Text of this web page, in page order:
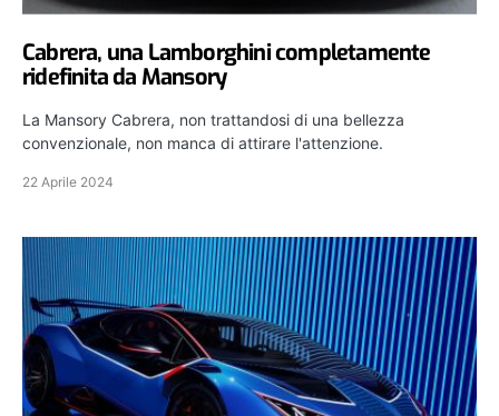
Cabrera, una Lamborghini completamente
ridefinita da Mansory
La Mansory Cabrera, non trattandosi di una bellezza
convenzionale, non manca di attirare l'attenzione.
22 Aprile 2024